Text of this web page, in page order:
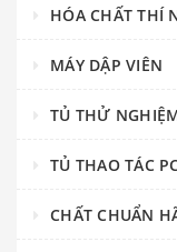
HÓA CHẤT THÍ
MÁY DẬP VIÊN
TỦ THỬ
TỦ THAO TÁC
CHẤT CHUẨN